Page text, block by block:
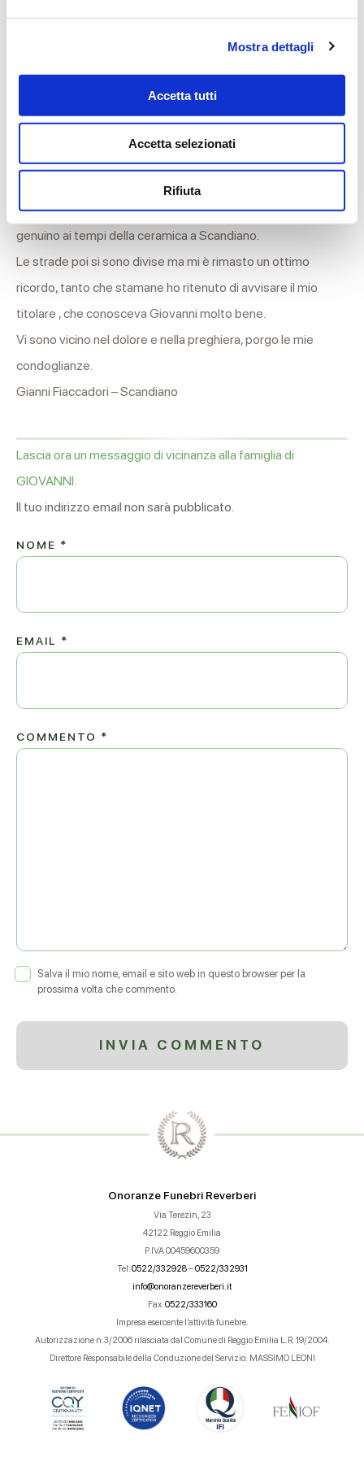
Mostra dettagli
Accetta tutti
Accetta selezionati
Rifiuta
tutto, un amico.
07/06/2021 alle 14:51
Sinceramente Addolorate per la triste circostanza,
porgiamo le nostre più sentite condoglianze.
Nicoletta e Domenica Bianco
Giovanni Fiaccadori 06/06/2021 alle 16:24
Gentile famiglia Giovanardi,
ho conosciuto Giovanni ed apprezzato il suo carattere
genuino ai tempi della ceramica a Scandiano.
Le strade poi si sono divise ma mi è rimasto un ottimo
ricordo, tanto che stamane ho ritenuto di avvisare il mio
titolare , che conosceva Giovanni molto bene.
Vi sono vicino nel dolore e nella preghiera, porgo le mie
condoglianze.
Gianni Fiaccadori – Scandiano
Lascia ora un messaggio di vicinanza alla famiglia di
GIOVANNI.
Il tuo indirizzo email non sarà pubblicato.
COMMENTO *
NOME *
EMAIL *
Salva il mio nome, email e sito web in questo browser per la
prossima volta che commento.
Onoranze Funebri Reverberi
Via Terezin, 23
42122 Reggio Emilia
P.IVA 00459600359
Tel. 0522/332928–0522/332931
info@onoranzereverberi.it
Fax. 0522/333160
Impresa esercente l’attività funebre.
Autorizzazione n.3/2006 rilasciata dal Comune di Reggio Emilia L.R. 19/2004.
Direttore Responsabile della Conduzione del Servizio: MASSIMO LEONI